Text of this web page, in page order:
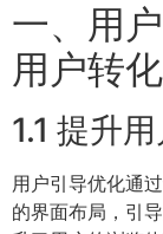
一、用
用户转
1.1 提升
用户引导优化通
的界面布局，引